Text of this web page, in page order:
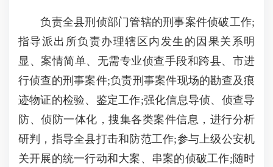
负责全县刑侦部门管辖的刑事案件侦破工作;
指导派出所负责办理辖区内发生的因果关系明
显、案情简单、无需专业侦查手段和跨县、市进
行侦查的刑事案件;负责刑事案件现场的勘查及痕
迹物证的检验、鉴定工作;强化信息导侦、侦查导
防、侦防一体化，搜集各类案件信息，进行分析
研判，指导全县打击和防范工作;参与上级公安机
关开展的统一行动和大案、串案的侦破工作;随时